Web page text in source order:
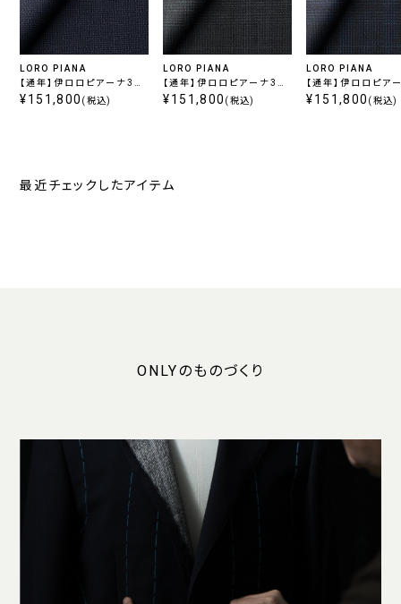
LORO PIANA
【通年】伊ロロピアーナ365
スーパー130's ブルー無地
¥151,800 (税込)
LORO PIANA
【通年】伊ロロピアーナ365
スーパー130's チャコール
¥151,800 (税込)
LORO PIANA
【通年】伊ロロピア
スーパー130's ネ
¥151,800 (税込)
最近チェックしたアイテム
ONLYのものづくり